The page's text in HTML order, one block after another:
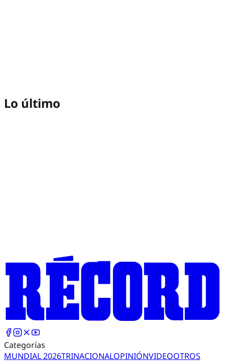
Lo último
Categorías
MUNDIAL 2026TRINACIONALOPINIÓNVIDEOOTROS